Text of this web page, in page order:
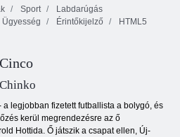
Sport
Labdarúgás
Ügyesség Érintőkijelző
HTML5
a legjobban fizetett futballista a bolygó, és
kerül megrendezésre az ő
Hottida. Ő játszik a csapat ellen, Új-